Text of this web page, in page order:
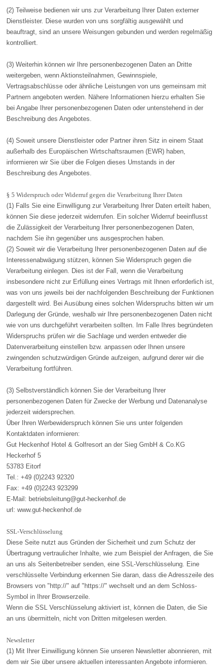
(2) Teilweise bedienen wir uns zur Verarbeitung Ihrer Daten externer
Dienstleister. Diese wurden von uns sorgfältig ausgewählt und
beauftragt, sind an unsere Weisungen gebunden und werden regelmäßig
kontrolliert.
(3) Weiterhin können wir Ihre personenbezogenen Daten an Dritte
weitergeben, wenn Aktionsteilnahmen, Gewinnspiele,
Vertragsabschlüsse oder ähnliche Leistungen von uns gemeinsam mit
Partnern angeboten werden. Nähere Informationen hierzu erhalten Sie
bei Angabe Ihrer personenbezogenen Daten oder untenstehend in der
Beschreibung des Angebotes.
(4) Soweit unsere Dienstleister oder Partner ihren Sitz in einem Staat
außerhalb des Europäischen Wirtschaftsraumen (EWR) haben,
informieren wir Sie über die Folgen dieses Umstands in der
Beschreibung des Angebotes.
§ 5 Widerspruch oder Widerruf gegen die Verarbeitung Ihrer Daten
(1) Falls Sie eine Einwilligung zur Verarbeitung Ihrer Daten erteilt haben,
können Sie diese jederzeit widerrufen. Ein solcher Widerruf beeinflusst
die Zulässigkeit der Verarbeitung Ihrer personenbezogenen Daten,
nachdem Sie ihn gegenüber uns ausgesprochen haben.
(2) Soweit wir die Verarbeitung Ihrer personenbezogenen Daten auf die
Interessenabwägung stützen, können Sie Widerspruch gegen die
Verarbeitung einlegen. Dies ist der Fall, wenn die Verarbeitung
insbesondere nicht zur Erfüllung eines Vertrags mit Ihnen erforderlich ist,
was von uns jeweils bei der nachfolgenden Beschreibung der Funktionen
dargestellt wird. Bei Ausübung eines solchen Widerspruchs bitten wir um
Darlegung der Gründe, weshalb wir Ihre personenbezogenen Daten nicht
wie von uns durchgeführt verarbeiten sollten. Im Falle Ihres begründeten
Widerspruchs prüfen wir die Sachlage und werden entweder die
Datenverarbeitung einstellen bzw. anpassen oder Ihnen unsere
zwingenden schutzwürdigen Gründe aufzeigen, aufgrund derer wir die
Verarbeitung fortführen.
(3) Selbstverständlich können Sie der Verarbeitung Ihrer
personenbezogenen Daten für Zwecke der Werbung und Datenanalyse
jederzeit widersprechen.
Über Ihren Werbewiderspruch können Sie uns unter folgenden
Kontaktdaten informieren:
Gut Heckenhof Hotel & Golfresort an der Sieg GmbH & Co.KG
Heckerhof 5
53783 Eitorf
Tel.: +49 (0)2243 92320
Fax: +49 (0)2243 923299
E-Mail: betriebsleitung@gut-heckenhof.de
url: www.gut-heckenhof.de
SSL-Verschlüsselung
Diese Seite nutzt aus Gründen der Sicherheit und zum Schutz der
Übertragung vertraulicher Inhalte, wie zum Beispiel der Anfragen, die Sie
an uns als Seitenbetreiber senden, eine SSL-Verschlüsselung. Eine
verschlüsselte Verbindung erkennen Sie daran, dass die Adresszeile des
Browsers von "http://" auf "https://" wechselt und an dem Schloss-
Symbol in Ihrer Browserzeile.
Wenn die SSL Verschlüsselung aktiviert ist, können die Daten, die Sie
an uns übermitteln, nicht von Dritten mitgelesen werden.
Newsletter
(1) Mit Ihrer Einwilligung können Sie unseren Newsletter abonnieren, mit
dem wir Sie über unsere aktuellen interessanten Angebote informieren.